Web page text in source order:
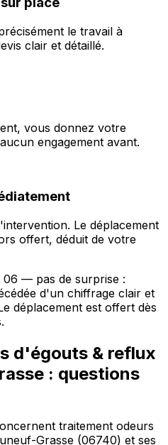
le travail à
clair et détaillé.
vous donnez votre
engagement avant.
Le déplacement
offert, déduit de votre
06 — pas de surprise :
d'un chiffrage clair et
déplacement est offert dès
d'égouts & reflux
: questions
traitement odeurs
Grasse (06740) et ses